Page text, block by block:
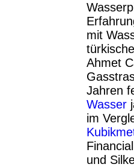
mit
Ahmet
Jahren
Wasser
im
und